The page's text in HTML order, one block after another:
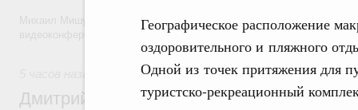
Географическое расположение
оздоровительного и пляжного
Одной из точек притяжения для
туристско-рекреационный
Михаил Мишустин и члены Правительства приняли участие в
Общие вопросы агропромышленного
Дмитрий Патрушев и губернатор